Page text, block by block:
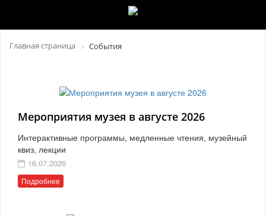
Главная страница События
Мероприятия музея в августе 2026
Интерактивные программы, медленные чтения, музейный
квиз, лекции
16.07.2026
Подробнее